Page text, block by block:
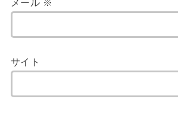
サイト